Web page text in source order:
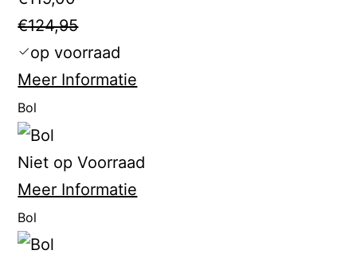
€124,95
op voorraad
Meer Informatie
Bol
Niet op Voorraad
Meer Informatie
Bol